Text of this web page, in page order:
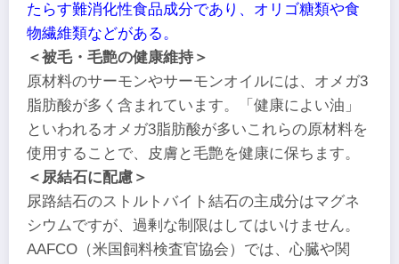
たらす難消化性食品成分であり、オリゴ糖類や食
物繊維類などがある。
＜被毛・毛艶の健康維持＞
原材料のサーモンやサーモンオイルには、オメガ3
脂肪酸が多く含まれています。「健康によい油」
といわれるオメガ3脂肪酸が多いこれらの原材料を
使用することで、皮膚と毛艶を健康に保ちます。
＜尿結石に配慮＞
尿路結石のストルトバイト結石の主成分はマグネ
シウムですが、過剰な制限はしてはいけません。
AAFCO（米国飼料検査官協会）では、心臓や関